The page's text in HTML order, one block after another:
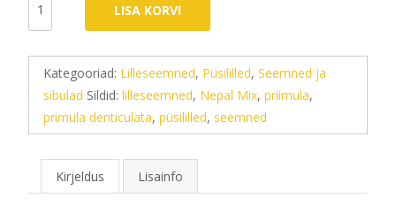
kogus
LISA KORVI
Kategooriad: Lilleseemned, Püsililled, Seemned ja
sibulad Sildid: lilleseemned, Nepal Mix, priimula,
primula denticulata, püsililled, seemned
Kirjeldus Lisainfo